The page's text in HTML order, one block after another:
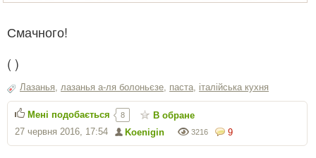
Смачного!
( )
Лазанья, лазанья а-ля болоньєзе, паста, італійська кухня
9
3216
Koenigin
27 червня 2016, 17:54
Мені подобається 8 В обране